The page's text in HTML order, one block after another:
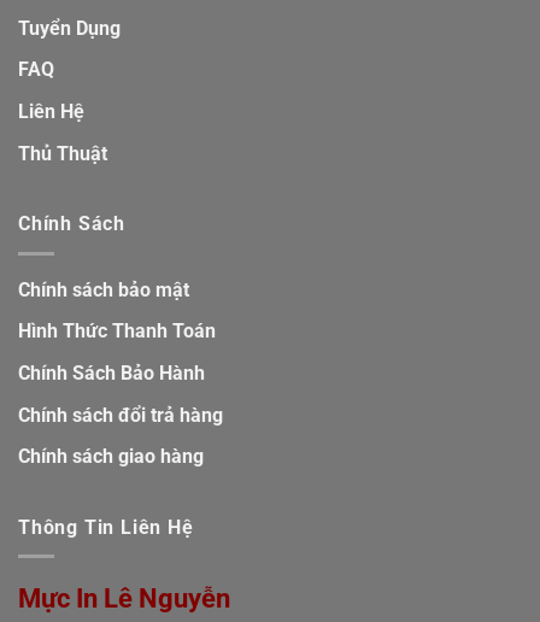
Tuyển Dụng
FAQ
Liên Hệ
Thủ Thuật
Chính Sách
Chính sách bảo mật
Hình Thức Thanh Toán
Chính Sách Bảo Hành
Chính sách đổi trả hàng
Chính sách giao hàng
Thông Tin Liên Hệ
Mực In Lê Nguyễn